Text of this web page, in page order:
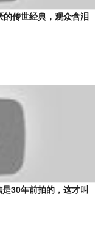
的传世经典，观众含泪
30年前拍的，这才叫